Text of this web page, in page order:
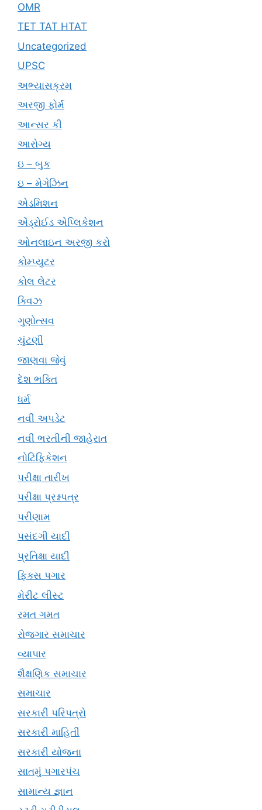
OMR
TET TAT HTAT
Uncategorized
UPSC
અભ્યાસક્રમ
અરજી ફોર્મ
આન્સર કી
આરોગ્ય
ઇ – બુક
ઇ – મેગેઝિન
એડમિશન
એંડ્રોઈડ એપ્લિકેશન
ઓનલાઇન અરજી કરો
કોમ્પ્યુટર
કોલ લેટર
ક્વિઝ
ગુણોત્સવ
ચુંટણી
જાણવા જેવું
દેશ ભક્તિ
ધર્મ
નવી અપડેટ
નવી ભરતીની જાહેરાત
નોટિફિકેશન
પરીક્ષા તારીખ
પરીક્ષા પ્રશ્નપત્ર
પરીણામ
પસંદગી યાદી
પ્રતિક્ષા યાદી
ફિક્સ પગાર
મેરીટ લીસ્ટ
રમત ગમત
રોજગાર સમાચાર
વ્યાપાર
શૈક્ષણિક સમાચાર
સમાચાર
સરકારી પરિપત્રો
સરકારી માહિતી
સરકારી યોજના
સાતમું પગારપંચ
સામાન્ય જ્ઞાન